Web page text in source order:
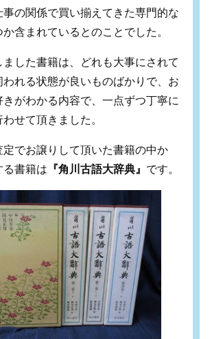
の関係で買い揃えてきた専門的な
含まれているとのことでした。
した書籍は、どれも大事にされて
われる状態が良いものばかりで、お
がわかる内容で、一点ずつ丁寧に
せて頂きました。
定でお譲りして頂いた書籍の中か
る書籍は 『角川古語大辞典』 です。